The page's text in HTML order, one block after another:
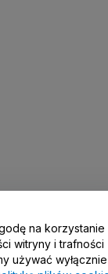
z nami
na korzystanie
witryny i trafności
używać wyłącznie